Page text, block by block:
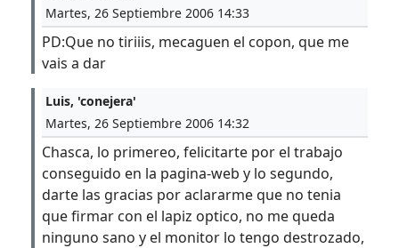
Martes, 26 Septiembre 2006 14:33
PD:Que no tiriiis, mecaguen el copon, que me
vais a dar
Luis, 'conejera'
Martes, 26 Septiembre 2006 14:32
Chasca, lo primereo, felicitarte por el trabajo
conseguido en la pagina-web y lo segundo,
darte las gracias por aclararme que no tenia
que firmar con el lapiz optico, no me queda
ninguno sano y el monitor lo tengo destrozado,